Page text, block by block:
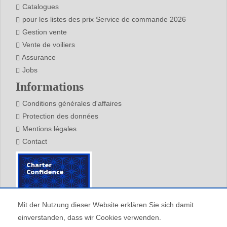
Catalogues
pour les listes des prix Service de commande 2026
Gestion vente
Vente de voiliers
Assurance
Jobs
Informations
Conditions générales d'affaires
Protection des données
Mentions légales
Contact
Mit der Nutzung dieser Website erklären Sie sich damit
einverstanden, dass wir Cookies verwenden.